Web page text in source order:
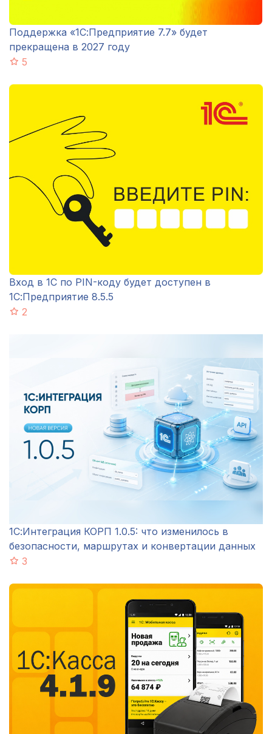
Поддержка «1С:Предприятие 7.7» будет
прекращена в 2027 году
5
Вход в 1С по PIN-коду будет доступен в
1С:Предприятие 8.5.5
2
1С:Интеграция КОРП 1.0.5: что изменилось в
безопасности, маршрутах и конвертации данных
3